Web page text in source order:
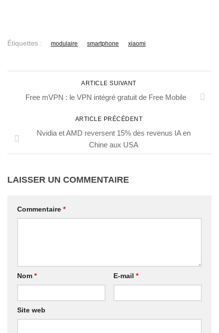
Étiquettes : modulaire smartphone xiaomi
ARTICLE SUIVANT
Free mVPN : le VPN intégré gratuit de Free Mobile
ARTICLE PRÉCÉDENT
Nvidia et AMD reversent 15% des revenus IA en
Chine aux USA
LAISSER UN COMMENTAIRE
Commentaire *
Nom * E-mail *
Site web